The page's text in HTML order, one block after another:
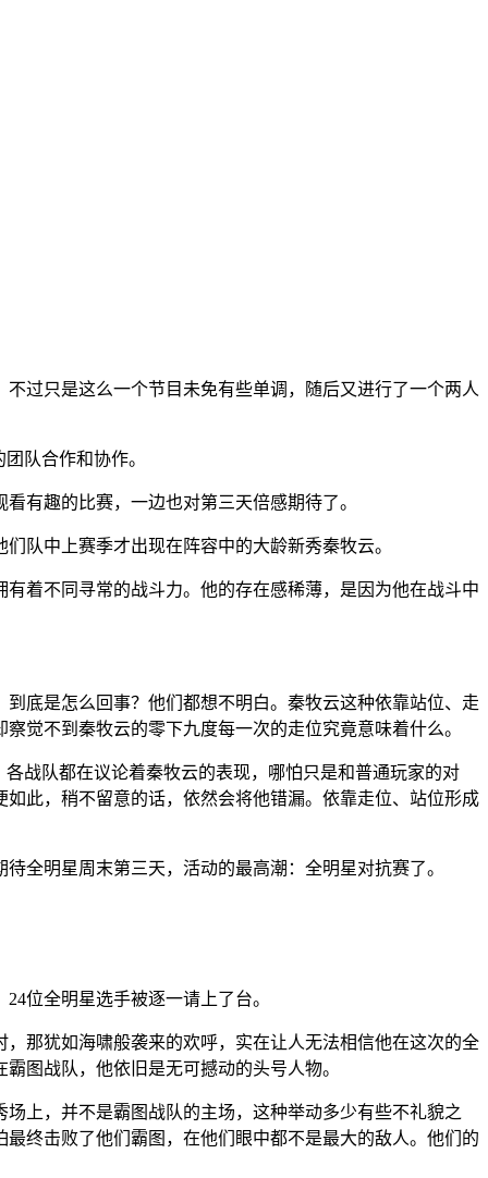
过只是这么一个节目未免有些单调，随后又进行了一个两人
队合作和协作。
有趣的比赛，一边也对第三天倍感期待了。
队中上赛季才出现在阵容中的大龄新秀秦牧云。
着不同寻常的战斗力。他的存在感稀薄，是因为他在战斗中
底是怎么回事？他们都想不明白。秦牧云这种依靠站位、走
觉不到秦牧云的零下九度每一次的走位究竟意味着什么。
战队都在议论着秦牧云的表现，哪怕只是和普通玩家的对
此，稍不留意的话，依然会将他错漏。依靠走位、站位形成
全明星周末第三天，活动的最高潮：全明星对抗赛了。
位全明星选手被逐一请上了台。
那犹如海啸般袭来的欢呼，实在让人无法相信他在这次的全
图战队，他依旧是无可撼动的头号人物。
上，并不是霸图战队的主场，这种举动多少有些不礼貌之
终击败了他们霸图，在他们眼中都不是最大的敌人。他们的